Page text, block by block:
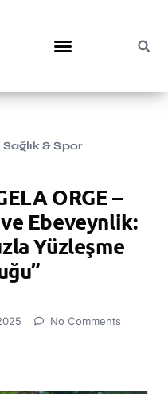
Sağlık & Spor
ORGE –
Ebeveynlik:
Yüzleşme
No Comments